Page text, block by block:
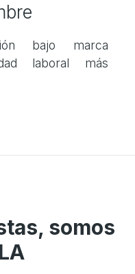
bajo marca
laboral más
somos